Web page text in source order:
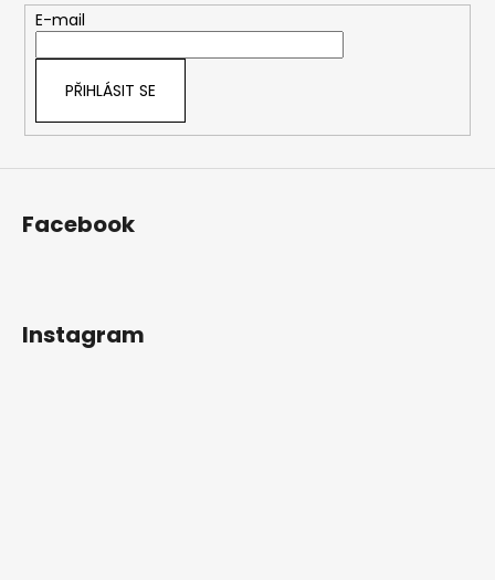
E-mail
PŘIHLÁSIT SE
Facebook
Instagram